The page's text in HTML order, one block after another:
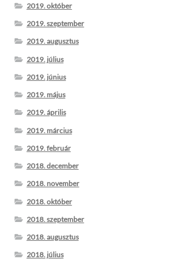
2019. október
2019. szeptember
2019. augusztus
2019. július
2019. június
2019. május
2019. április
2019. március
2019. február
2018. december
2018. november
2018. október
2018. szeptember
2018. augusztus
2018. július